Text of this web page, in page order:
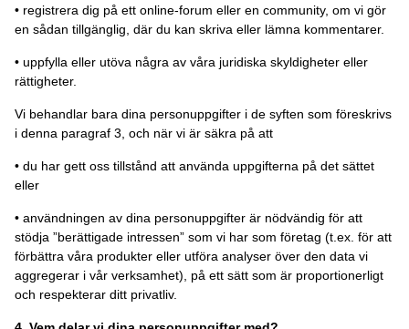
• registrera dig på ett online-forum eller en community, om vi gör
en sådan tillgänglig, där du kan skriva eller lämna kommentarer.
• uppfylla eller utöva några av våra juridiska skyldigheter eller
rättigheter.
Vi behandlar bara dina personuppgifter i de syften som föreskrivs
i denna paragraf 3, och när vi är säkra på att
• du har gett oss tillstånd att använda uppgifterna på det sättet
eller
• användningen av dina personuppgifter är nödvändig för att
stödja ”berättigade intressen” som vi har som företag (t.ex. för att
förbättra våra produkter eller utföra analyser över den data vi
aggregerar i vår verksamhet), på ett sätt som är proportionerligt
och respekterar ditt privatliv.